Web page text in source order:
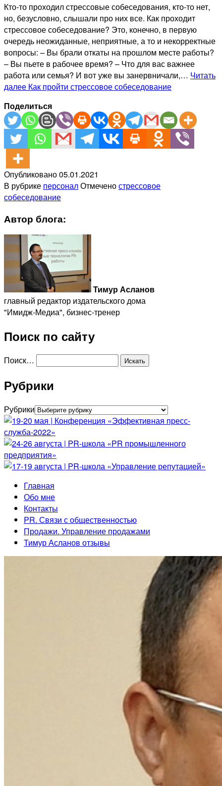
Кто-то проходил стрессовые собеседования, кто-то нет,
но, безусловно, слышали про них все. Как проходит
стрессовое собеседование? Это, конечно, в первую
очередь неожиданные, неприятные, а то и некорректные
вопросы: – Вы брали откаты на прошлом месте работы?
– Вы пьете в рабочее время? – Что для вас важнее
работа или семья? И вот уже вы занервничали,… Читать
далее Как пройти стрессовое собеседование
Поделиться
Опубликовано05.01.2021
В рубрике персоналОтмеченострессовое
собеседование
Автор блога:
Тимур Асланов
главный редактор издательского дома
"Имидж-Медиа", бизнес-тренер
Поиск по сайту
Поиск…
Рубрики
Рубрики
Главная
Обо мне
Контакты
PR. Связи с общественностью
Продажи. Управление продажами
Тимур Асланов отзывы